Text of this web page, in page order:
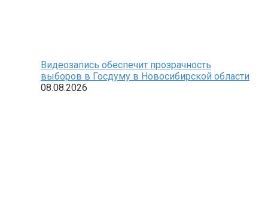
Видеозапись обеспечит прозрачность
выборов в Госдуму в Новосибирской области
08.08.2026